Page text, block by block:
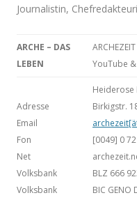
Journalistin,
ARCHE – DAS
LEBEN
YouTube &
Adresse
Email
Fon
Net
Volksbank
Volksbank
Heiderose
Birkigstr.
[0049] 0
BLZ 666
BIC GENO